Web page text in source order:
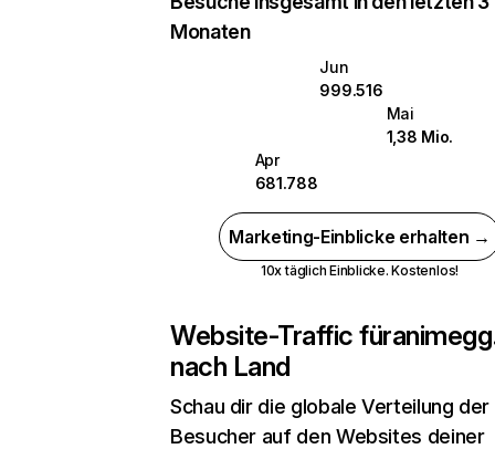
Monaten
Jun
999.516
Mai
1,38 Mio.
Apr
681.788
Marketing-Einblicke erhalten →
10x täglich Einblicke. Kostenlos!
Website-Traffic für
nach Land
Schau dir die globale Verteilung der
Besucher auf den Websites deiner